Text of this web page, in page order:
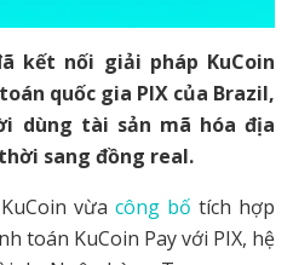
kết nối giải pháp KuCoin
quốc gia PIX của Brazil,
dùng tài sản mã hóa địa
sang đồng real.
vừa công bố tích hợp
toán KuCoin Pay với PIX, hệ